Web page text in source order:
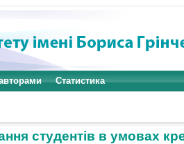
Статистика
студентів в умовах